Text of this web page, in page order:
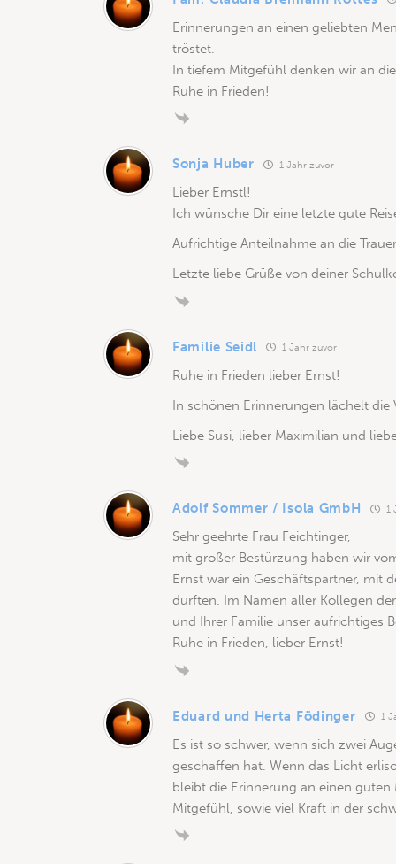
Erinnerungen an einen geliebten
tröstet.
In tiefem Mitgefühl denken wir an
Ruhe in Frieden!
Sonja Huber 1 Jahr zuvor
Lieber Ernstl!
Ich wünsche Dir eine letzte gute
Aufrichtige Anteilnahme an die
Letzte liebe Grüße von deiner
Familie Seidl 1 Jahr zuvor
Ruhe in Frieden lieber Ernst!
In schönen Erinnerungen lächelt
Liebe Susi, lieber Maximilian und
Adolf Sommer / Isola GmbH 1
Sehr geehrte Frau Feichtinger,
mit großer Bestürzung haben wir
Ernst war ein Geschäftspartner, mit
durften. Im Namen aller Kollegen
und Ihrer Familie unser aufrichtiges
Ruhe in Frieden, lieber Ernst!
Eduard und Herta Födinger 1
Es ist so schwer, wenn sich zwei
geschaffen hat. Wenn das Licht
bleibt die Erinnerung an einen
Mitgefühl, sowie viel Kraft in der